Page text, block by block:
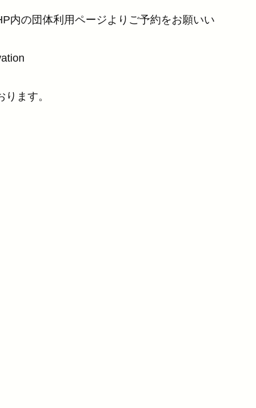
内の団体利用ページよりご予約をお願いい
ます。